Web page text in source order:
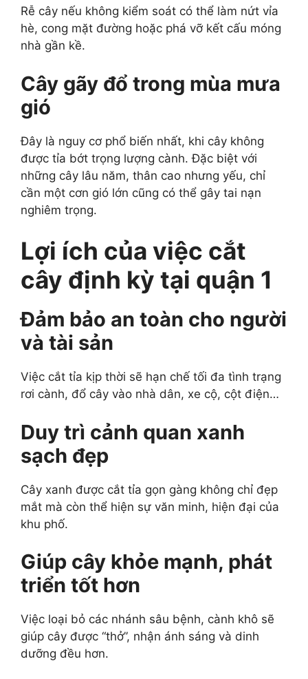
Rễ cây nếu không kiểm soát có thể làm nứt vỉa
hè, cong mặt đường hoặc phá vỡ kết cấu móng
nhà gần kề.
Cây gãy đổ trong mùa mưa
gió
Đây là nguy cơ phổ biến nhất, khi cây không
được tỉa bớt trọng lượng cành. Đặc biệt với
những cây lâu năm, thân cao nhưng yếu, chỉ
cần một cơn gió lớn cũng có thể gây tai nạn
nghiêm trọng.
Lợi ích của việc cắt
cây định kỳ tại quận 1
Đảm bảo an toàn cho người
và tài sản
Việc cắt tỉa kịp thời sẽ hạn chế tối đa tình trạng
rơi cành, đổ cây vào nhà dân, xe cộ, cột điện…
Duy trì cảnh quan xanh
sạch đẹp
Cây xanh được cắt tỉa gọn gàng không chỉ đẹp
mắt mà còn thể hiện sự văn minh, hiện đại của
khu phố.
Giúp cây khỏe mạnh, phát
triển tốt hơn
Việc loại bỏ các nhánh sâu bệnh, cành khô sẽ
giúp cây được “thở”, nhận ánh sáng và dinh
dưỡng đều hơn.